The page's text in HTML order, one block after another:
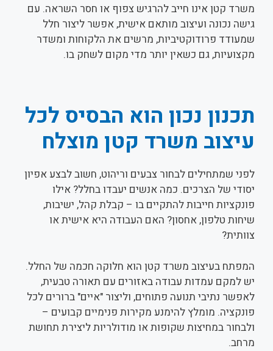
משרד קטן אינו חייב להרגיש צפוף או חסר השראה. עם
גישה נכונה ועיצוב מותאם אישית, אפשר ליצור חלל
שמעודד פרודוקטיביות, מרשים את הלקוחות ומשדר
מקצועיות, גם כשאין יותר מדי מקום לשחק בו.
תכנון נכון הוא הבסיס לכל
עיצוב משרד קטן מוצלח
לפני שמתחילים לבחור צבעים וריהוט, חשוב לבצע אפיון
יסודי של הצרכים. כמה אנשים יעבדו בחלל? אילו
פונקציות חייבות להתקיים בו – קבלת קהל, ישיבות,
שיחות טלפון, אחסון? האם העבודה היא אישית או
צוותית?
המפתח בעיצוב משרד קטן הוא חלוקה חכמה של החלל.
יש למקם עמדות עבודה באזורים עם תאורה טבעית,
לאפשר נתיבי תנועה פתוחים, וליצור "איים" ברורים לכל
פונקציה. מומלץ להימנע מקירות פנימיים קבועים –
ולבחור במחיצות שקופות או מודולריות ליצירת תחושת
מרחב.